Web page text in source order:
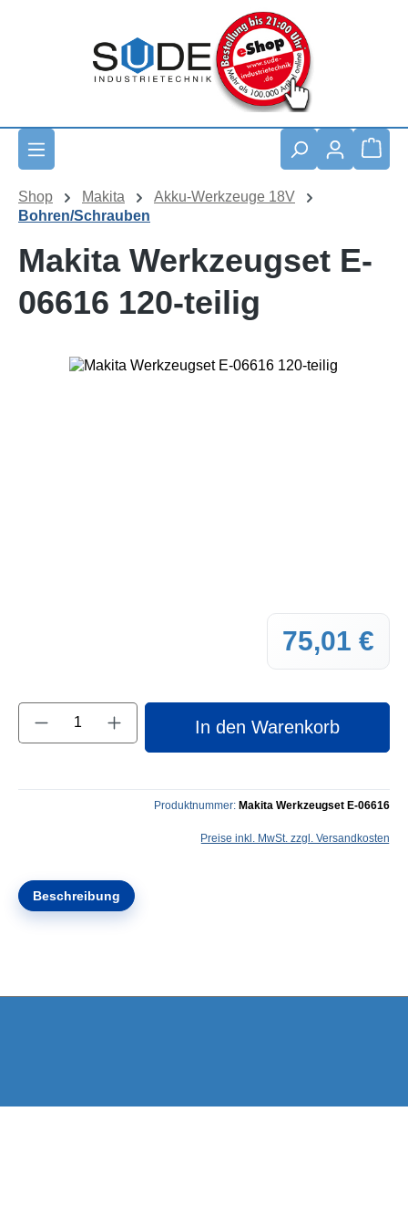
Shop Makita
Akku-Werkzeuge 18V
Bohren/Schrauben
Makita Werkzeugset E-
06616 120-teilig
Bildergalerie überspringen
75,01 €
Produkt Anzahl: Gib den gewünschten
In den Warenkorb
Produktnummer: Makita Werkzeugset E-06616
Preise inkl. MwSt. zzgl. Versandkosten
Beschreibung